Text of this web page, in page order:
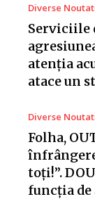
Diverse
Serviciile
atenția
atace un
Diverse
Folha,
toți!”.
funcția